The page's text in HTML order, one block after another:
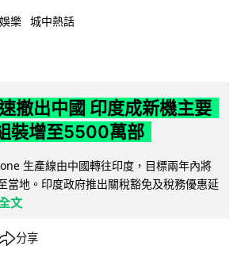
樂 城中熱話
撤出中國 印度成新機主要
裝增至5500萬部
生產線由中國轉往印度，目標兩年內將
當地。印度政府推出關稅豁免及稅務優惠延
文
分享